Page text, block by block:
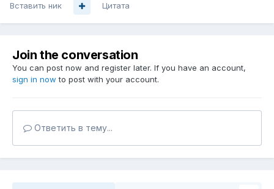
Вставить ник Цитата
Join the conversation
You can post now and register later. If you have an account,
sign in now to post with your account.
Ответить в тему...